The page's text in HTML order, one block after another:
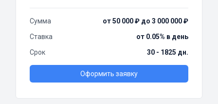
Сумма
от 50 000 ₽ до 3 000 000 ₽
Ставка
от 0.05% в день
Срок
30 - 1825 дн.
Оформить заявку